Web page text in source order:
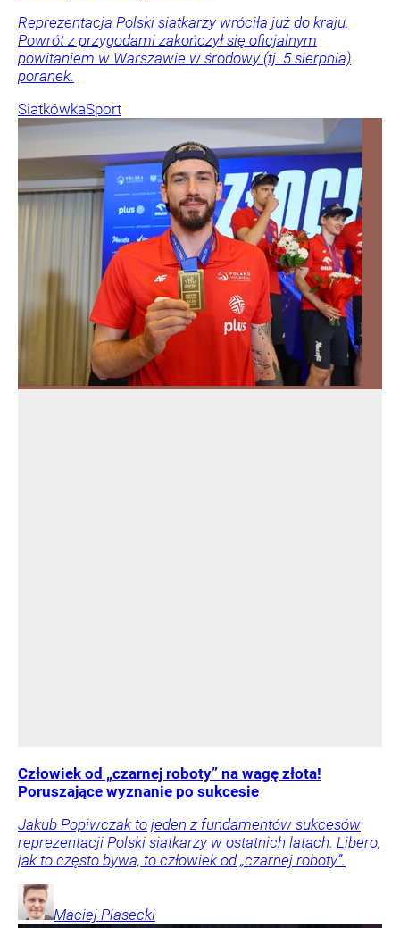
Reprezentacja Polski siatkarzy wróciła już do kraju.
Powrót z przygodami zakończył się oficjalnym
powitaniem w Warszawie w środowy (tj. 5 sierpnia)
poranek.
SiatkówkaSport
Człowiek od „czarnej roboty” na wagę złota!
Poruszające wyznanie po sukcesie
Jakub Popiwczak to jeden z fundamentów sukcesów
reprezentacji Polski siatkarzy w ostatnich latach. Libero,
jak to często bywa, to człowiek od „czarnej roboty”.
Maciej Piasecki